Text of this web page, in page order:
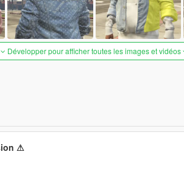
Développer pour afficher toutes les images et vidéos
⚠